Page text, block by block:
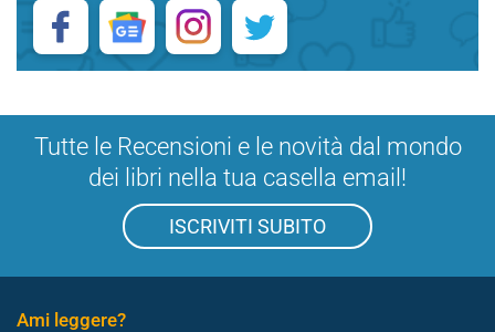
Tutte le Recensioni e le novità dal mondo
dei libri nella tua casella email!
ISCRIVITI SUBITO
Ami leggere?